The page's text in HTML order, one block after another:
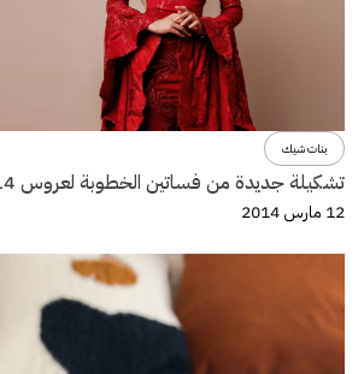
بنات شيك
تشكيلة جديدة من فساتين الخطوبة لعروس 2014 بألوان الطيف
12 مارس 2014